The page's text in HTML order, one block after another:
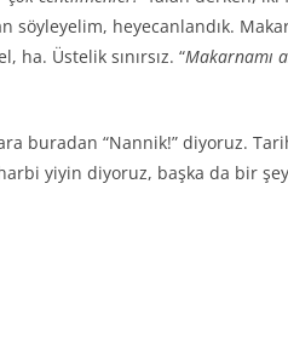
söyleyelim, heyecanlandık.
ha. Üstelik sınırsız. “Makarnamı
buradan “Nannik!” diyoruz.
yiyin diyoruz, başka da bir